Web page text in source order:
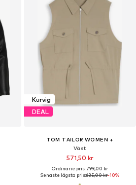
Kurvig
DEAL
TOM TAILOR WOMEN +
Väst
571,50 kr
Ordinarie pris: 799,00 kr
Senaste lägsta pris:635,00 kr-10%